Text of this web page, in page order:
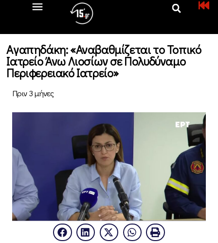
Aγαπηδάκη: «Αναβαθμίζεται το Τοπικό
Ιατρείο Άνω Λιοσίων σε Πολυδύναμο
Περιφερειακό Ιατρείο»
Πριν 3 μήνες